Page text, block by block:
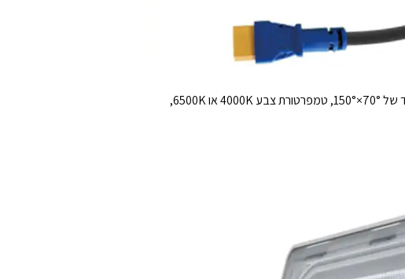
כולל זווית הארה רחבה במיוחד של ‎150°×70°, טמפרטורת צבע 4000K או 6500K,